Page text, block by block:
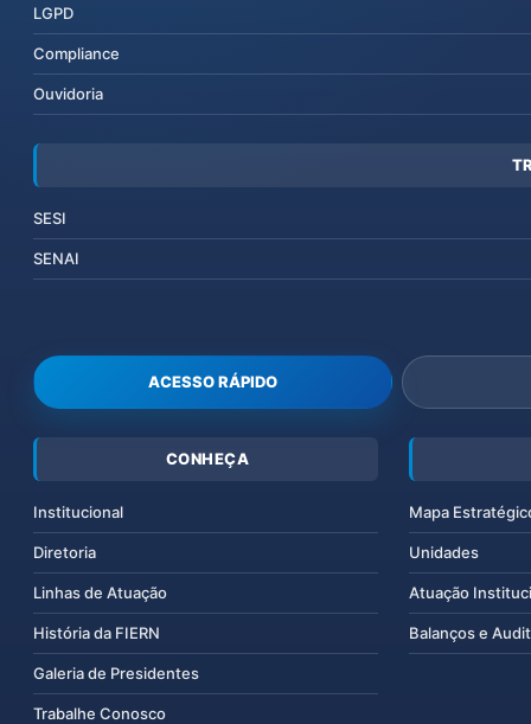
LGPD
Compliance
Ouvidoria
SESI
SENAI
ACESSO RÁPIDO
CONHEÇA
Institucional
Diretoria
Linhas de Atuação
História da FIERN
Galeria de Presidentes
Trabalhe Conosco
Mapa
Unidades
Atuação
Balanços e